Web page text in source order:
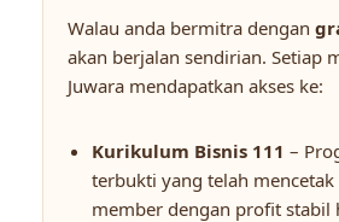
Walau anda bermitra dengan
akan berjalan sendirian. Setiap
Juwara mendapatkan akses ke:
Kurikulum Bisnis 111 –
terbukti yang telah mencetak
member dengan profit stabil